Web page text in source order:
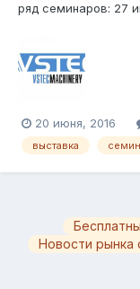
ряд семинаров: 27
22 октября 2016
20 июня, 2016
выставка
Новости рынка